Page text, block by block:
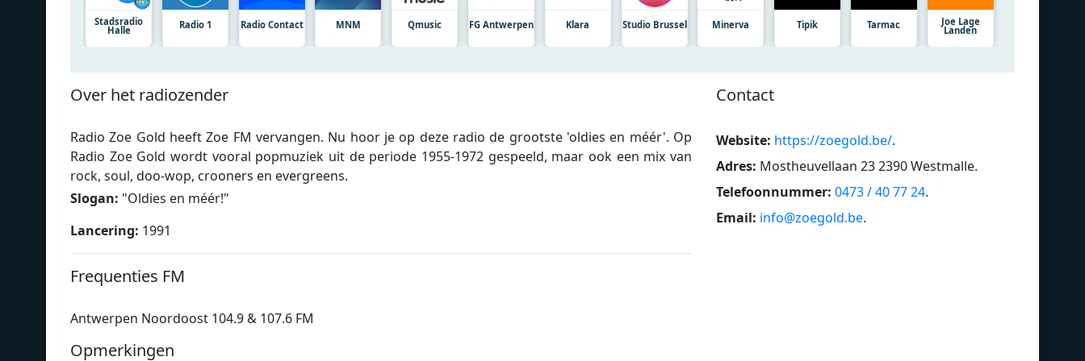
Stadsradio
Halle Radio 1 Radio Contact MNM Qmusic FG Antwerpen Klara Studio Brussel Minerva Tipik Tarmac Joe Lage
Landen
Over het radiozender
Radio Zoe Gold heeft Zoe FM vervangen. Nu hoor je op deze radio de grootste 'oldies en méér'. Op
Radio Zoe Gold wordt vooral popmuziek uit de periode 1955-1972 gespeeld, maar ook een mix van
rock, soul, doo-wop, crooners en evergreens.
Slogan: "Oldies en méér!"
Lancering: 1991
Frequenties FM
Antwerpen Noordoost 104.9 & 107.6 FM
Contact
Website: https://zoegold.be/.
Adres: Mostheuvellaan 23 2390 Westmalle.
Telefoonnummer: 0473 / 40 77 24.
Email: info@zoegold.be.
Opmerkingen